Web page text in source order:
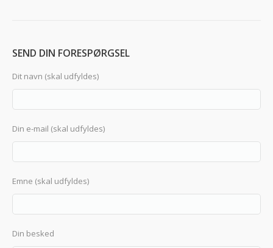
SEND DIN FORESPØRGSEL
Dit navn (skal udfyldes)
Din e-mail (skal udfyldes)
Emne (skal udfyldes)
Din besked